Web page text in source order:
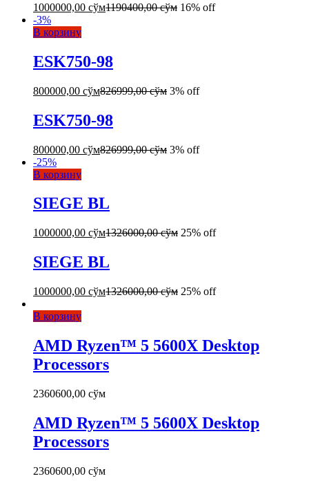
1000000,00 сўм1190400,00сўм 16% off
-3%
В корзину
ESK750-98
800000,00 сўм826999,00сўм 3% off
ESK750-98
800000,00 сўм826999,00сўм 3% off
-25%
В корзину
SIEGE BL
1000000,00 сўм1326000,00сўм 25% off
SIEGE BL
1000000,00 сўм1326000,00сўм 25% off
В корзину
AMD Ryzen™ 5 5600X Desktop
Processors
2360600,00 сўм
AMD Ryzen™ 5 5600X Desktop
Processors
2360600,00 сўм